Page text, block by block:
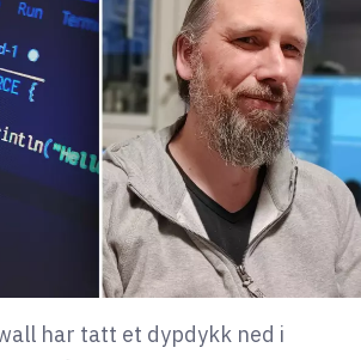
har tatt et dypdykk ned i
meninger
sikkerhet
kontor
backend
apputvikling
IoT
design
ukas koder
inn/ut